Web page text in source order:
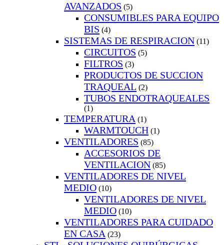
AVANZADOS (5)
CONSUMIBLES PARA EQUIPO
BIS (4)
SISTEMAS DE RESPIRACION (11)
CIRCUITOS (5)
FILTROS (3)
PRODUCTOS DE SUCCION
TRAQUEAL (2)
TUBOS ENDOTRAQUEALES
(1)
TEMPERATURA (1)
WARMTOUCH (1)
VENTILADORES (85)
ACCESORIOS DE
VENTILACION (85)
VENTILADORES DE NIVEL
MEDIO (10)
VENTILADORES DE NIVEL
MEDIO (10)
VENTILADORES PARA CUIDADO
EN CASA (23)